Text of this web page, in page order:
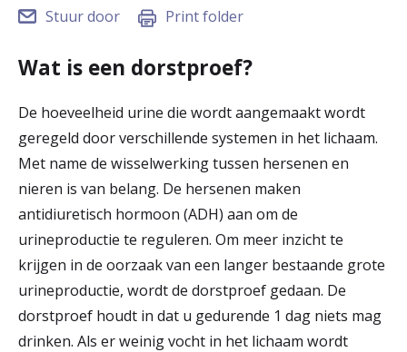
Translate
Werken & Leren bij
Zorgverleners
Stuur door Print folder
Wat is een dorstproef?
De hoeveelheid urine die wordt aangemaakt wordt
geregeld door verschillende systemen in het lichaam.
Met name de wisselwerking tussen hersenen en
nieren is van belang. De hersenen maken
antidiuretisch hormoon (ADH) aan om de
urineproductie te reguleren. Om meer inzicht te
krijgen in de oorzaak van een langer bestaande grote
urineproductie, wordt de dorstproef gedaan. De
dorstproef houdt in dat u gedurende 1 dag niets mag
drinken. Als er weinig vocht in het lichaam wordt